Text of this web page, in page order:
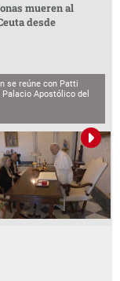
mueren al
desde
se reúne con Patti
Apostólico del